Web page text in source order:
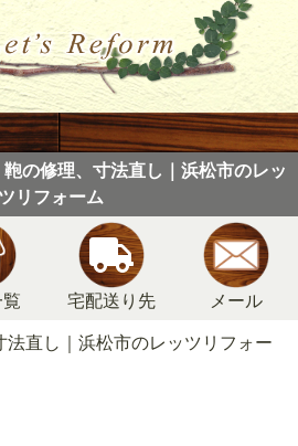
の修理、寸法直し｜浜松市のレッ
ツリフォーム
宅配送り先 メール
直し｜浜松市のレッツリフォー